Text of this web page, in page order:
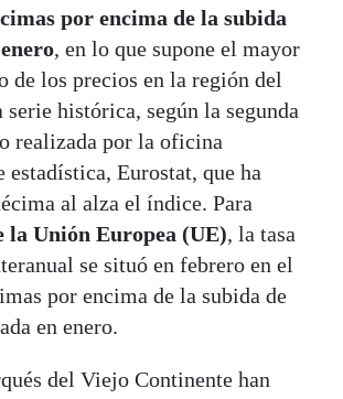
por encima de la subida
, en lo que supone el mayor
de los precios en la región del
serie histórica, según la segunda
realizada por la oficina
estadística, Eurostat, que ha
al alza el índice. Para
la Unión Europea (UE), la tasa
se situó en febrero en el
por encima de la subida de
en enero.
del Viejo Continente han